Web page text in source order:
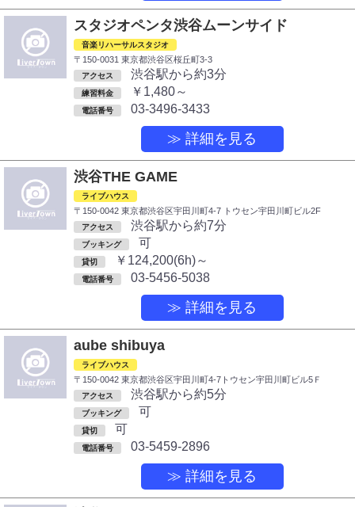
スタジオペンタ渋谷ムーンサイド
音楽リハーサルスタジオ
〒150-0031 東京都渋谷区桜丘町3-3
アクセス 渋谷駅から約3分
練習料金 ￥1,480～
電話番号 03-3496-3433
≫ 詳細を見る
渋谷THE GAME
ライブハウス
〒150-0042 東京都渋谷区宇田川町4-7 トウセン宇田川町ビル2F
アクセス 渋谷駅から約7分
ブッキング 可
貸切 ￥124,200(6h)～
電話番号 03-5456-5038
≫ 詳細を見る
aube shibuya
ライブハウス
〒150-0042 東京都渋谷区宇田川町4-7トウセン宇田川町ビル5Ｆ
アクセス 渋谷駅から約5分
ブッキング 可
貸切 可
電話番号 03-5459-2896
≫ 詳細を見る